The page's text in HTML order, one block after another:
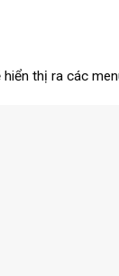
thị ra các